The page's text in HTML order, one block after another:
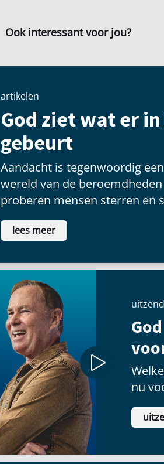
Ook interessant voor jou?
artikelen
God ziet wat er
gebeurt
Aandacht is tegenwoordig
wereld van de
proberen mensen sterren en
voldoening te vinden als ze
schitteren.
lees meer
nu